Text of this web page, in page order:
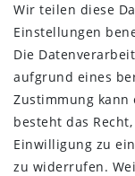
Über uns
Gutschein
NEWS
Google Maps
Wir teilen diese
Einstellungen
Die
aufgrund eines
Zustimmung kann
besteht das
Einwilligung zu
zu widerrufen.